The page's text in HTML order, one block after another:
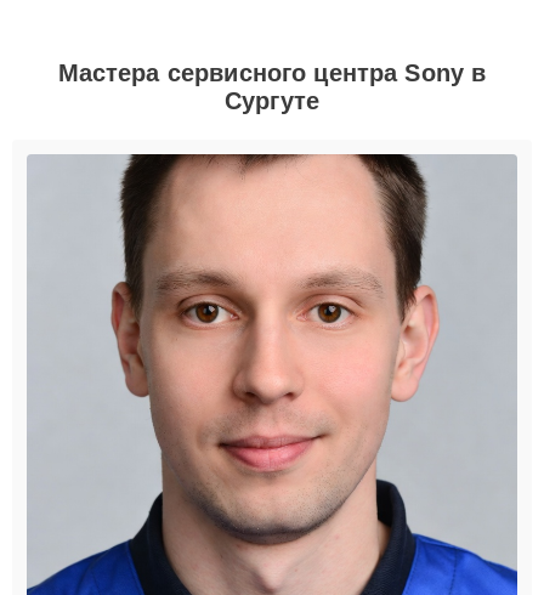
Мастера сервисного центра Sony в
Сургуте